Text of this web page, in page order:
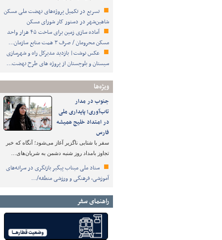
تسریع در تکمیل پروژه‌های نهضت ملی مسکن
شاهین‌شهر در دستور کار شورای مسکن
آماده سازی زمین برای ساخت ۴۵ هزار واحد
مسکن محرومان / صرف ۳ همت منابع سازمان…
عکس نوشت| بازدید مدیرکل راه و شهرسازی
سیستان و بلوچستان از پروژه های طرح نهضت…
ویژه‌ها
جنوب در مدار
تاب‌آوری؛ پایداری ملی
در امتداد خلیج همیشه
فارس
سفر با شتابی ناگزیر آغاز می‌شود؛ آنگاه که خبر
تجاوز بامداد روز شنبه دشمن به شریان‌های…
ستاد ملی میناب پیگیر بازنگری در سرانه‌های
آموزشی، فرهنگی و ورزشی منطقه/…
راهنمای سفر